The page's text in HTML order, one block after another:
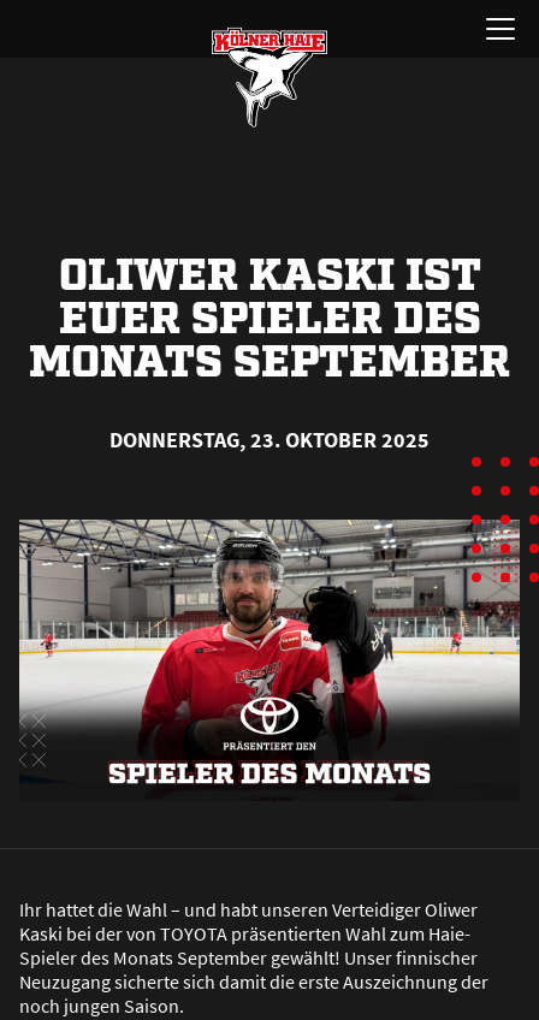
Menü
öffnen
OLIWER KASKI IST
EUER SPIELER DES
MONATS SEPTEMBER
DONNERSTAG, 23. OKTOBER 2025
Ihr hattet die Wahl – und habt unseren Verteidiger Oliwer
Kaski bei der von TOYOTA präsentierten Wahl zum Haie-
Spieler des Monats September gewählt! Unser finnischer
Neuzugang sicherte sich damit die erste Auszeichnung der
noch jungen Saison.